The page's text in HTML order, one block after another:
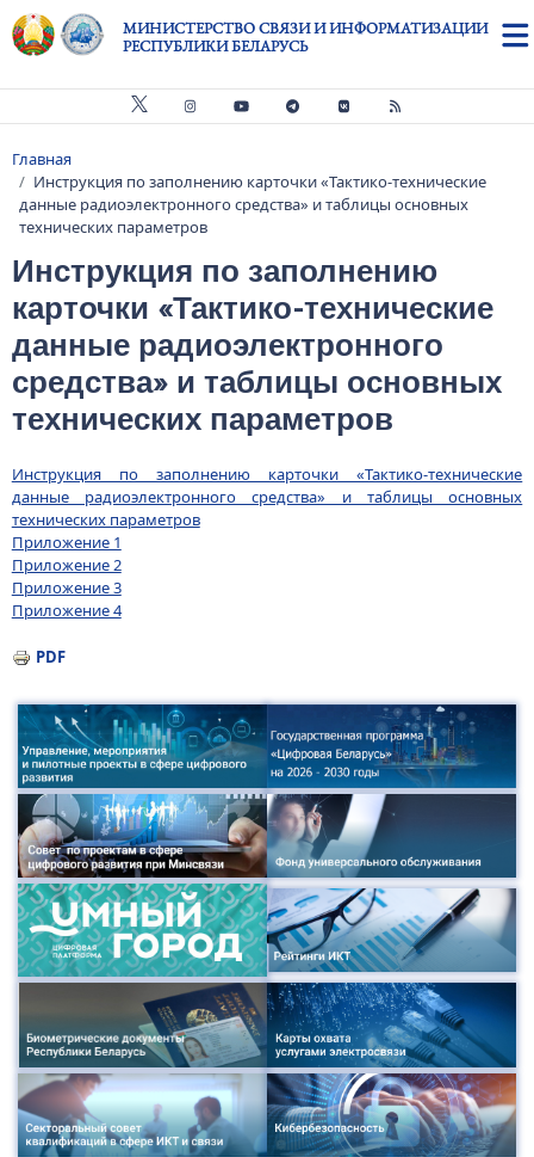
Перейти к основному содержанию
МИНИСТЕРСТВО СВЯЗИ И ИНФОРМАТИЗАЦИИ
РЕСПУБЛИКИ БЕЛАРУСЬ
Строка навигации
Главная
Инструкция по заполнению карточки «Тактико-технические
данные радиоэлектронного средства» и таблицы основных
технических параметров
Инструкция по заполнению
карточки «Тактико-технические
данные радиоэлектронного
средства» и таблицы основных
технических параметров
Инструкция по заполнению карточки «Тактико-технические
данные радиоэлектронного средства» и таблицы основных
технических параметров
Приложение 1
Приложение 2
Приложение 3
Приложение 4
PDF